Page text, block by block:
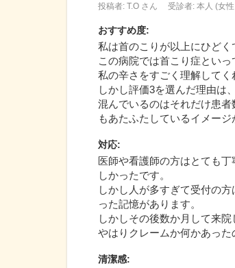
投稿者: T.O さん
受診者: 本人 (女
おすすめ度:
私は首のこりが以上にひどく
この病院では首こり症とい
私の辛さをすごく理解してく
しかし評価3を選んだ理由は
混んでいるのはそれだけ患
もあたふたしているイメージ
対応:
医師や看護師の方はとても
しかったです。
しかし人が多すぎて受付の
った記憶があります。
しかしその後数か月して来
やはりクレームか何かあった
清潔感: